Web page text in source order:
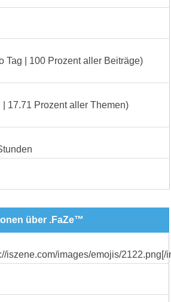
Tag | 100 Prozent aller Beiträge)
| 17.71 Prozent aller Themen)
über .FaZe™
iszene.com/images/emojis/2122.png[/